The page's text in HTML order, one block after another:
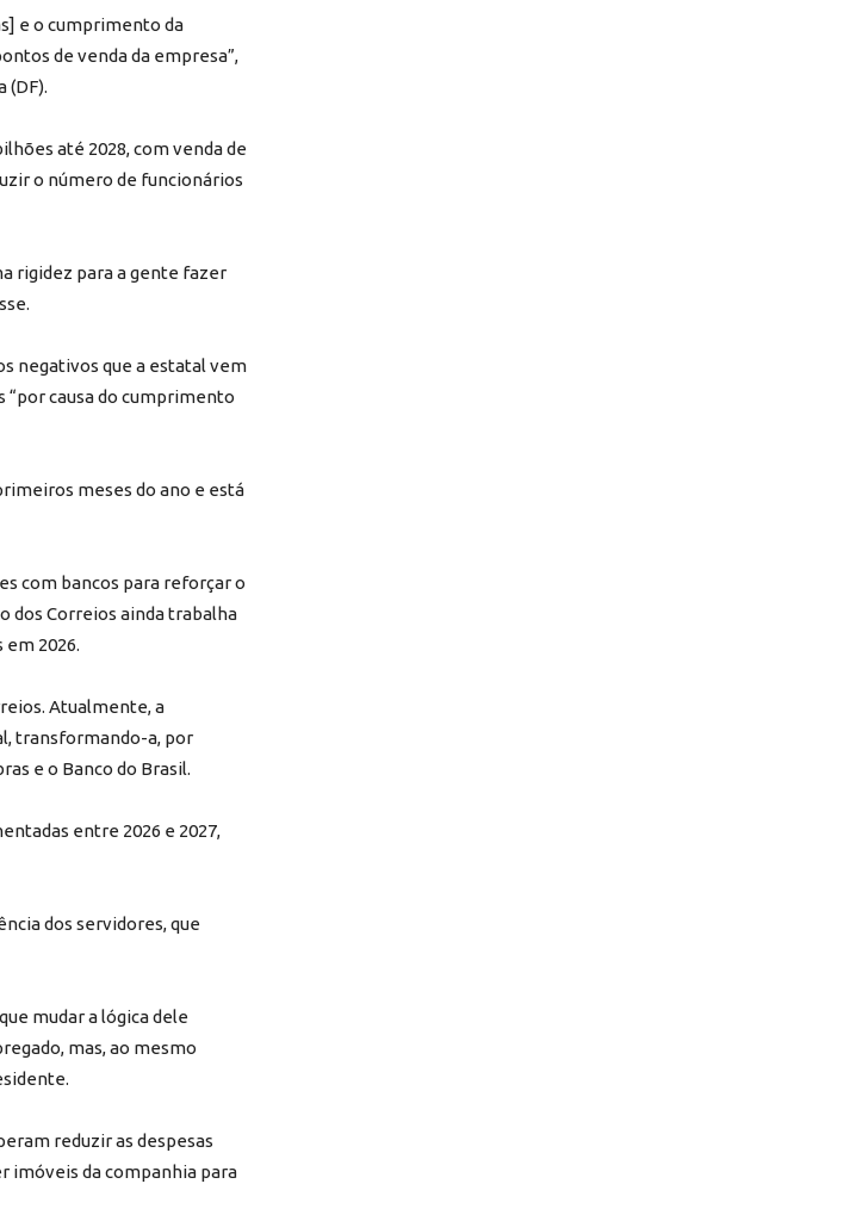
e o cumprimento da
de venda da empresa”,
(DF).
até 2028, com venda de
o número de funcionários
rigidez para a gente fazer
negativos que a estatal vem
“por causa do cumprimento
meses do ano e está
com bancos para reforçar o
dos Correios ainda trabalha
2026.
Atualmente, a
transformando-a, por
e o Banco do Brasil.
entre 2026 e 2027,
dos servidores, que
mudar a lógica dele
mas, ao mesmo
reduzir as despesas
imóveis da companhia para